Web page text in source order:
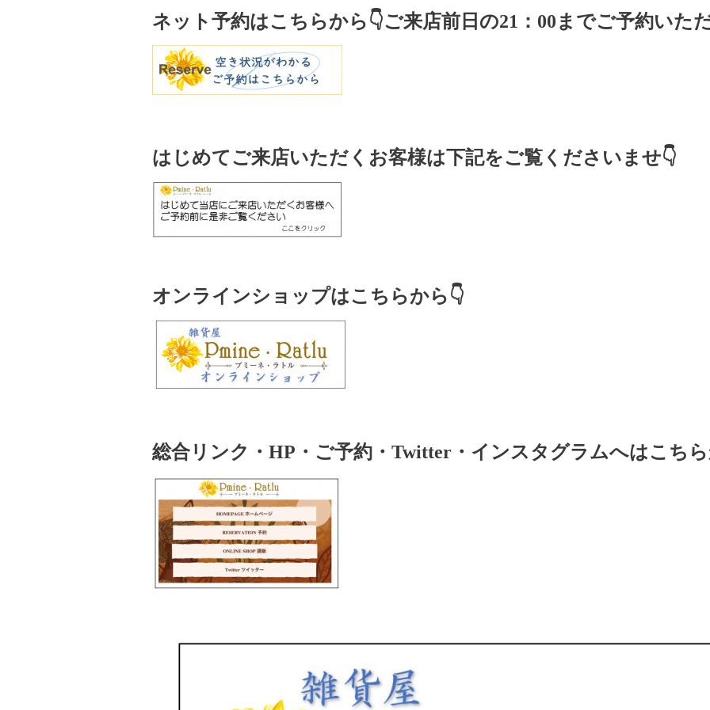
ネット予約はこちらから👇ご来店前日の21 ： 00までご予約いた
はじめてご来店いただくお客様は下記をご覧くださいませ👇
オンラインショップはこちらから👇
総合リンク・HP・ご予約・Twitter・インスタグラムへはこちら